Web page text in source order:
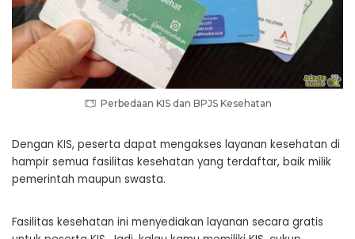
Perbedaan KIS dan BPJS Kesehatan
Dengan KIS, peserta dapat mengakses layanan kesehatan di
hampir semua fasilitas kesehatan yang terdaftar, baik milik
pemerintah maupun swasta.
Fasilitas kesehatan ini menyediakan layanan secara gratis